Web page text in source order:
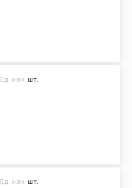
Ед. изм. шт.
Ед. изм. шт.